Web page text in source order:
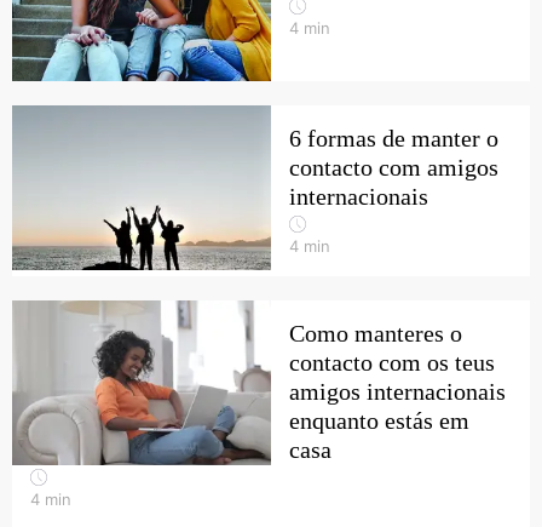
4 min
6 formas de manter o
contacto com amigos
internacionais
4 min
Como manteres o
contacto com os teus
amigos internacionais
enquanto estás em
casa
4 min